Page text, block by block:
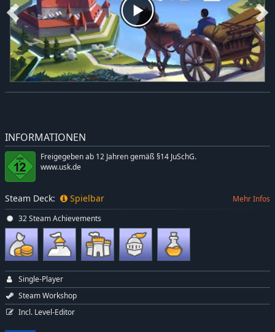
INFORMATIONEN
Freigegeben ab 12 Jahren gemäß §14 JuSchG.
www.usk.de
Steam Deck: Spielbar Mehr Infos
32 Steam Achievements
Single-Player
Steam Workshop
Incl. Level-Editor